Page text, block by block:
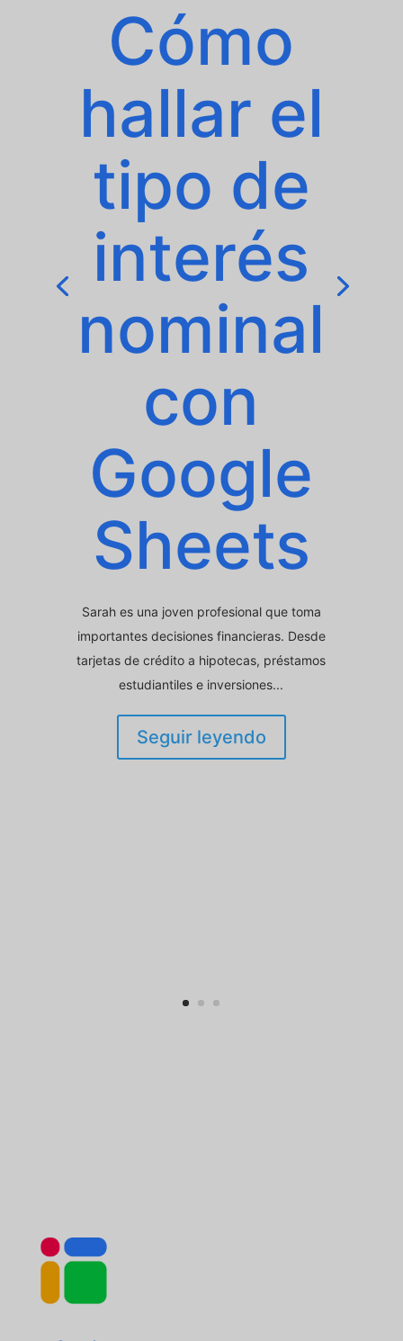
Cómo
hallar el
tipo de
interés
nominal
con
Google
Sheets
Sarah es una joven profesional que toma
importantes decisiones financieras. Desde
tarjetas de crédito a hipotecas, préstamos
estudiantiles e inversiones...
Seguir leyendo